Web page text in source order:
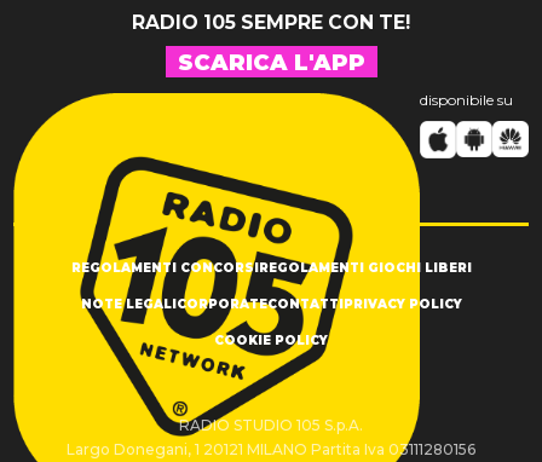
RADIO 105 SEMPRE CON TE!
SCARICA L'APP
disponibile su
REGOLAMENTI CONCORSI REGOLAMENTI GIOCHI LIBERI
NOTE LEGALI CORPORATECONTATTI PRIVACY POLICY
COOKIE POLICY
RADIO STUDIO 105 S.p.A.
Largo Donegani, 1 20121 MILANO Partita Iva 03111280156